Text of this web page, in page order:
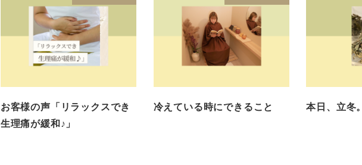
お客様の声「リラックスでき
生理痛が緩和♪」
冷えている時にできること 本日、立冬。